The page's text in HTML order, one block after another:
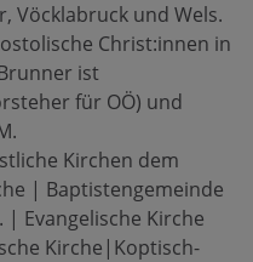
Vöcklabruck und Wels.
Christ:innen in
ist
für OÖ) und
Kirchen dem
| Baptistengemeinde
| Evangelische Kirche
Kirche|Koptisch-